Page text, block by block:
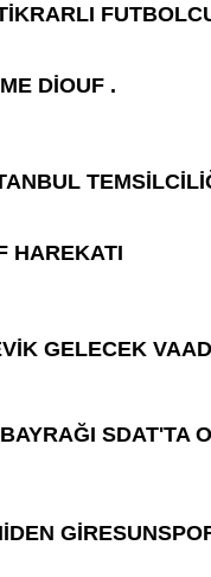
DİOUF .
HAREKATI
GELECEK
SDAT'TA